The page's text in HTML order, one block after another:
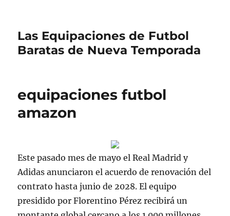
Las Equipaciones de Futbol
Baratas de Nueva Temporada
equipaciones futbol
amazon
Este pasado mes de mayo el Real Madrid y
Adidas anunciaron el acuerdo de renovación del
contrato hasta junio de 2028. El equipo
presidido por Florentino Pérez recibirá un